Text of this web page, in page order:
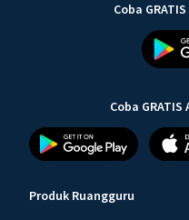
Coba
Coba
Produk Ruangguru